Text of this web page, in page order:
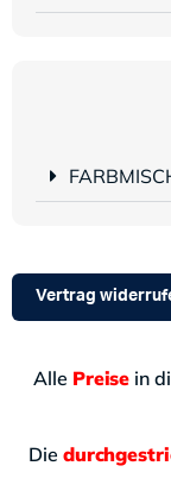
Vertrag
Alle Preise in
Die